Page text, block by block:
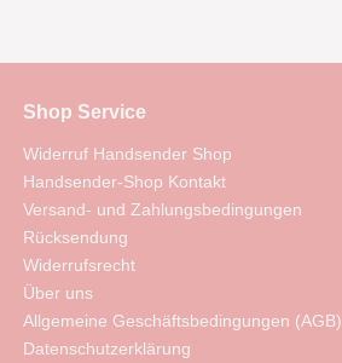
Shop Service
Widerruf Handsender Shop
Handsender-Shop Kontakt
Versand- und Zahlungsbedingungen
Rücksendung
Widerrufsrecht
Über uns
Allgemeine Geschäftsbedingungen (AGB)
Datenschutzerklärung